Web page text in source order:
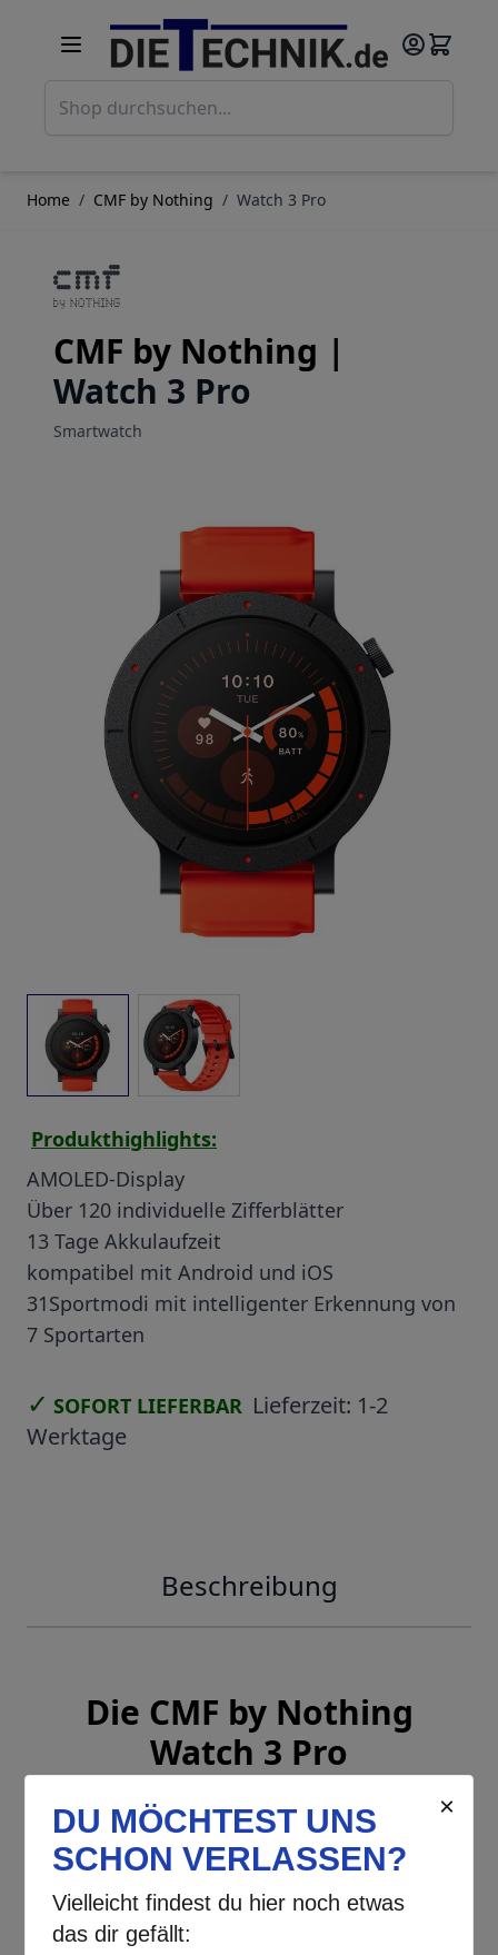
Home / CMF by Nothing / Watch 3 Pro
CMF by Nothing |
Watch 3 Pro
Smartwatch
View larger imageView larger image
Produkthighlights:
AMOLED-Display
Über 120 individuelle Zifferblätter
13 Tage Akkulaufzeit
kompatibel mit Android und iOS
31Sportmodi mit intelligenter Erkennung von
7 Sportarten
✓ SOFORT LIEFERBAR Lieferzeit: 1-2
Werktage
Beschreibung
Die CMF by Nothing
Watch 3 Pro
Mit ihrem brillanten1,43 Zoll großen
AMOLED-Displaybietet sie Ihnen eine
einerAuflösung von 466 x 466 Pixeln
und einer beeindruckenden Pixeldichte